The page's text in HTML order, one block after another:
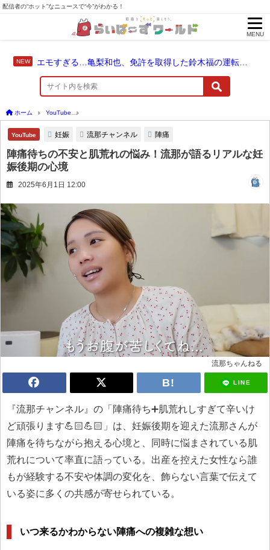
配信者の“ホット”なニュースで“今”がわかる！
MENU
エモすぎる…亀梨和也、免許を取得した鈴木福の運転でドライブ！
ホーム YouTube
YouTube 妊娠 流那チャンネル 陣痛
陣痛待ちの不安と肌荒れの悩み！流那が語るリアルな妊
娠後期の心境
2025年6月1日 12:00
流那ちゃんねる
LINE
『流那チャンネル』の「陣痛待ち➕肌荒れしすぎて辛いけ
ど頑張ります💪🏻💪🏻」は、妊娠後期を迎えた流那さんが
陣痛を待ちながら抱える心境と、同時に悩まされている肌
荒れについて率直に語っている。出産を控えた女性なら誰
もが経験する不安や体調の変化を、飾らない言葉で伝えて
いる姿に多くの共感が寄せられている。
いつ来るかわからない陣痛への複雑な想い